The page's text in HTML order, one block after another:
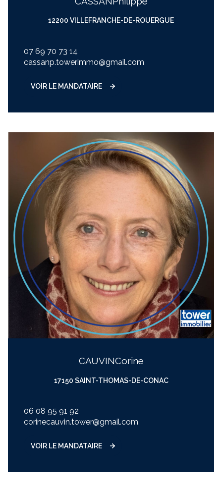
12200 VILLEFRANCHE-DE-ROUERGUE
07 69 70 73 14
cassanp.towerimmo@gmail.com
VOIR LE MANDATAIRE
CAUVIN corine
17150 SAINT-THOMAS-DE-CONAC
06 08 95 91 92
corinecauvin.tower@gmail.com
VOIR LE MANDATAIRE